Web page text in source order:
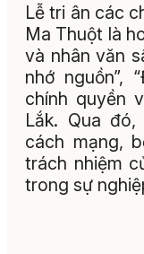
Lễ tri ân các
Ma Thuột là
và nhân văn
nhớ nguồn”,
chính quyền
Lắk. Qua
cách mạng,
trách nhiệm
trong sự